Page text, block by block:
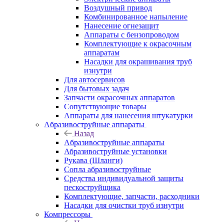
Воздушный привод
Комбинированное напыление
Нанесение огнезащит
Аппараты с бензопроводом
Комплектующие к окрасочным
аппаратам
Насадки для окрашивания труб
изнутри
Для автосервисов
Для бытовых задач
Запчасти окрасочных аппаратов
Сопутствующие товары
Аппараты для нанесения штукатурки
Aбразивоструйные аппараты
Назад
Aбразивоструйные аппараты
Абразивоструйные установки
Рукава (Шланги)
Сопла абразивоструйные
Средства индивидуальной защиты
пескоструйщика
Комплектующие, запчасти, расходники
Насадки для очистки труб изнутри
Компрессоры